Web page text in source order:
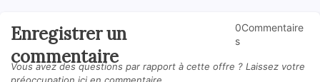
Enregistrer un
commentaire
0Commentaire
s
Vous avez des questions par rapport à cette offre ? Laissez votre
préoccupation ici en commentaire.